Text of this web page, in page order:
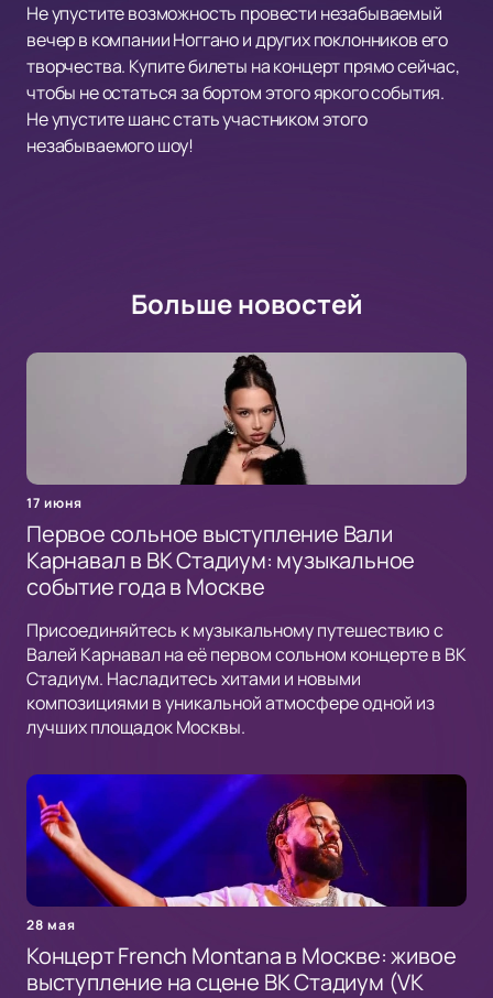
Не упустите возможность провести незабываемый
вечер в компании Ноггано и других поклонников его
творчества. Купите билеты на концерт прямо сейчас,
чтобы не остаться за бортом этого яркого события.
Не упустите шанс стать участником этого
незабываемого шоу!
Больше новостей
17 июня
Первое сольное выступление Вали
Карнавал в ВК Стадиум: музыкальное
событие года в Москве
Присоединяйтесь к музыкальному путешествию с
Валей Карнавал на её первом сольном концерте в ВК
Стадиум. Насладитесь хитами и новыми
композициями в уникальной атмосфере одной из
лучших площадок Москвы.
28 мая
Концерт French Montana в Москве: живое
выступление на сцене ВК Стадиум (VK